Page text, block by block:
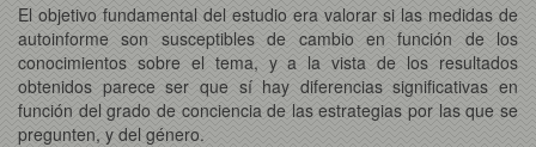
El objetivo fundamental del estudio era valorar si las medidas de
autoinforme son susceptibles de cambio en función de los
conocimientos sobre el tema, y a la vista de los resultados
obtenidos parece ser que sí hay diferencias significativas en
función del grado de conciencia de las estrategias por las que se
pregunten, y del género.